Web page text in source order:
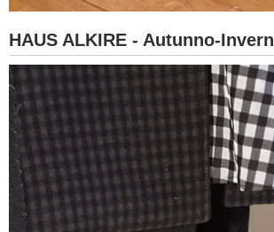
HAUS ALKIRE - Autunno-